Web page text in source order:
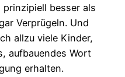
besser als
Verprügeln. Und
allzu viele Kinder,
aufbauendes Wort
erhalten.